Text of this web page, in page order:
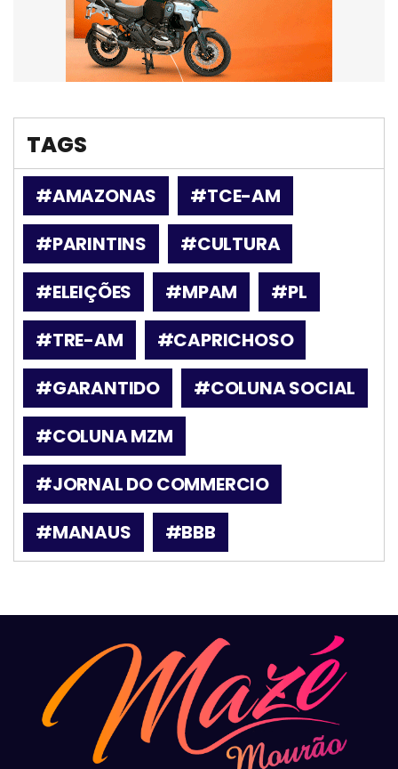
TAGS
#AMAZONAS
#TCE-AM
#PARINTINS
#CULTURA
#ELEIÇÕES
#MPAM
#PL
#TRE-AM
#CAPRICHOSO
#GARANTIDO
#COLUNA SOCIAL
#COLUNA MZM
#JORNAL DO COMMERCIO
#MANAUS
#BBB